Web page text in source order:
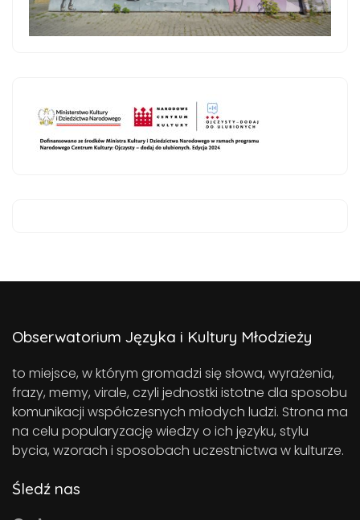
Obserwatorium Języka i Kultury Młodzieży
to miejsce, w którym gromadzi się słowa, wyrażenia,
frazy, memy, virale, czyli jednostki istotne dla sposobu
komunikacji współczesnych młodych ludzi. Strona ma
na celu popularyzację wiedzy o ich języku, stylu
bycia, wzorach i sposobach uczestnictwa w kulturze.
Śledź nas